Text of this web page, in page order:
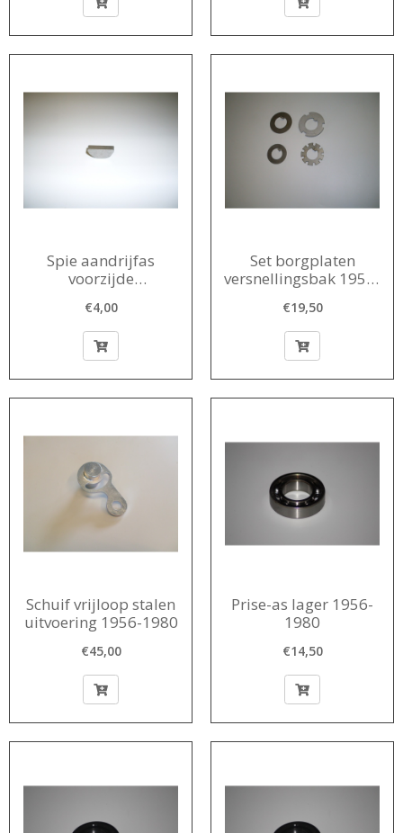
1980
Spie aandrijfas
voorzijde
1964
€4,00
Set borgplaten
versnellingsbak 1956-
€19,50
Schuif vrijloop stalen
uitvoering 1956-1980
€45,00
Prise-as lager 1956-
1980
€14,50